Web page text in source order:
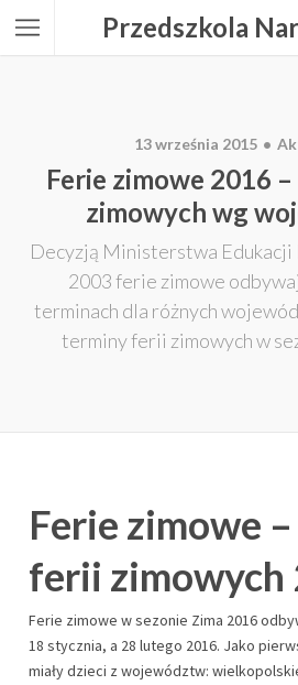
Przedszkola
13 września 2015
Ferie zimowe 2016
zimowych wg
Decyzją Ministerstwa
2003 ferie zimowe
terminach dla różnych
terminy ferii zimowych w
Ferie zimowe
ferii zimowych
Ferie zimowe w sezonie Zima 2016
18 stycznia, a 28 lutego 2016. Jako
miały dzieci z województw: